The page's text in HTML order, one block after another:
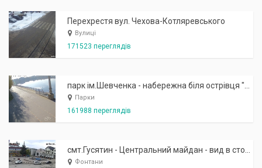
Перехрестя вул. Чехова-Котляревського
Вулиці
171523 переглядів
Парки
161988 переглядів
Фонтани